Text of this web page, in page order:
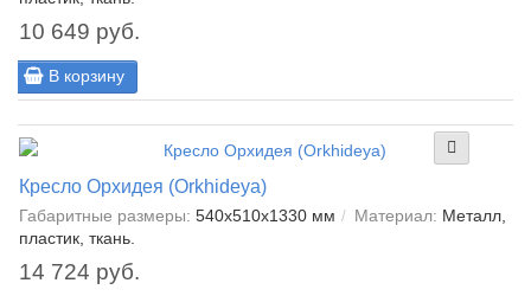
10 649 руб.
В корзину
Кресло Орхидея (Orkhideya)
Габаритные размеры: 540х510х1330 мм Материал: Металл,
пластик, ткань.
14 724 руб.